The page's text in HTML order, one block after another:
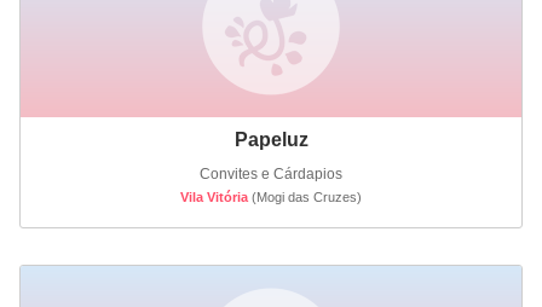
Papeluz
Convites e Cárdapios
Vila Vitória (Mogi das Cruzes)